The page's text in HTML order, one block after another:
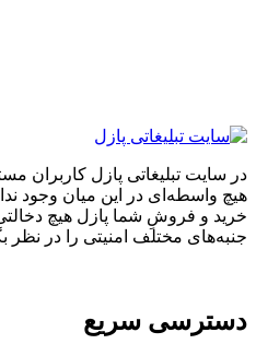
تبلیغاتی پازل کاربران
در این میان وجود ندارد،
و فروشِ شما پازل هیچ دخالتی
مختلف امنیتی را در نظر بگیرند.
سریع